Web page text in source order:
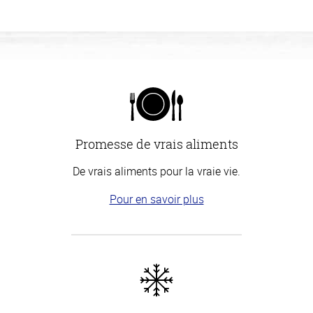
Promesse de vrais aliments
De vrais aliments pour la vraie vie.
Pour en savoir plus